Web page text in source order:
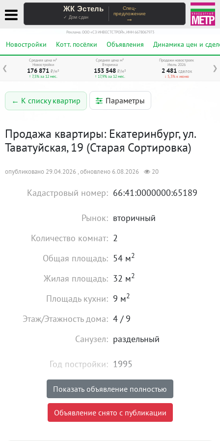
ЖК Эстель
✓ Дом сдан
Спец-
предложение
→
Реклама. ООО «СЗ ИНВЕСТСТРОЙ», ИНН 6678067973
Новостройки Котт. посёлки Объявления Динамика цен и
❮ ❯
Средняя цена м²
Новостройки
176 871 ₽/м²
↑ 7,5% за 12 мес.
Средняя цена м²
Вторичка
153 548 ₽/м²
↑ 17,9% за 12 мес.
Продажи новостроек
Июль 2026
2 481 сделок
↓ 5,3% к июню
← К списку квартир Параметры
Продажа квартиры: Екатеринбург, ул.
Таватуйская, 19 (Старая Сортировка)
опубликовано 29.04.2026 , обновлено 6.08.2026 20
Кадастровый номер: 66:41:0000000:65189
Рынок: вторичный
Количество комнат: 2
Общая площадь: 54 м2
Жилая площадь: 32 м2
Площадь кухни: 9 м2
Этаж/Этажность дома: 4 / 9
Санузел: раздельный
Год постройки: 1995
Состояние: хорошее
Цена: 4 950 000
Показать объявление полностью
Объявление снято с публикации